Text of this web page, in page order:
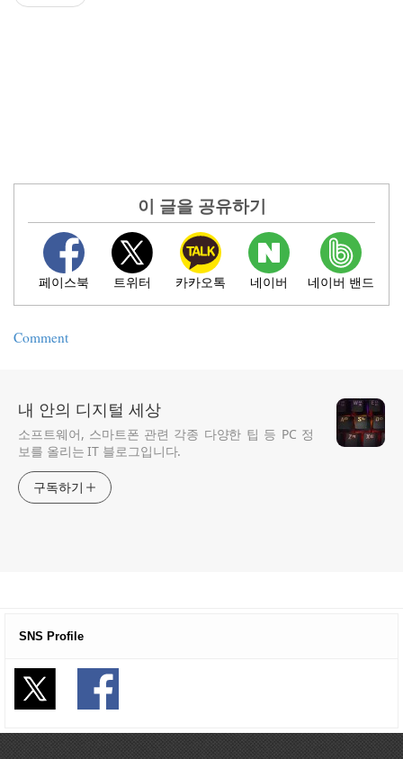
Comment
내 안의 디지털 세상
소프트웨어, 스마트폰 관련 각종 다양한 팁 등 PC 정
보를 올리는 IT 블로그입니다.
구독하기
SNS Profile